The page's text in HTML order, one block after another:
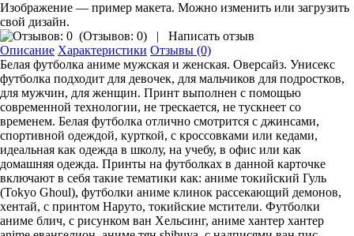
Изображение — пример макета. Можно изменить или загрузить
свой дизайн.
(Отзывов: 0) |
Написать отзыв
Описание Характеристики Отзывы (0)
Белая футболка аниме мужская и женская. Оверсайз. Унисекс
футболка подходит для девочек, для мальчиков для подростков,
для мужчин, для женщин. Принт выполнен с помощью
современной технологии, не трескается, не тускнеет со
временем. Белая футболка отлично смотрится с джинсами,
спортивной одеждой, курткой, с кроссовками или кедами,
идеальная как одежда в школу, на учебу, в офис или как
домашняя одежда. Принты на футболках в данной карточке
включают в себя такие тематики как: аниме токийский Гуль
(Tokyo Ghoul), футболки аниме клинок рассекающий демонов,
хентай, с принтом Наруто, токийские мстители. Футболки
аниме блич, с рисунком ван Хельсинг, аниме хантер хантер